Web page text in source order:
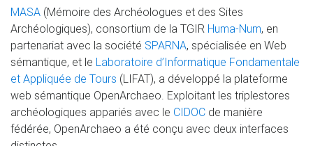
MASA (Mémoire des Archéologues et des Sites
Archéologiques), consortium de la TGIR Huma-Num, en
partenariat avec la société SPARNA, spécialisée en Web
sémantique, et le Laboratoire d’Informatique Fondamentale
et Appliquée de Tours (LIFAT), a développé la plateforme
web sémantique OpenArchaeo. Exploitant les triplestores
archéologiques appariés avec le CIDOC de manière
fédérée, OpenArchaeo a été conçu avec deux interfaces